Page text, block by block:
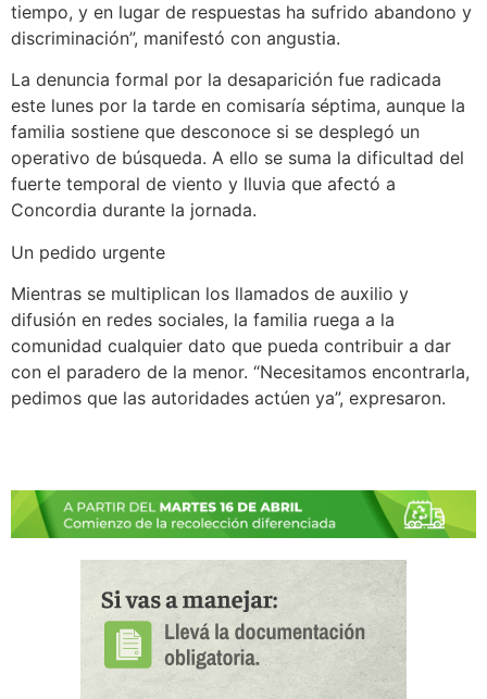
tiempo, y en lugar de respuestas ha sufrido abandono y
discriminación”, manifestó con angustia.
La denuncia formal por la desaparición fue radicada
este lunes por la tarde en comisaría séptima, aunque la
familia sostiene que desconoce si se desplegó un
operativo de búsqueda. A ello se suma la dificultad del
fuerte temporal de viento y lluvia que afectó a
Concordia durante la jornada.
Un pedido urgente
Mientras se multiplican los llamados de auxilio y
difusión en redes sociales, la familia ruega a la
comunidad cualquier dato que pueda contribuir a dar
con el paradero de la menor. “Necesitamos encontrarla,
pedimos que las autoridades actúen ya”, expresaron.